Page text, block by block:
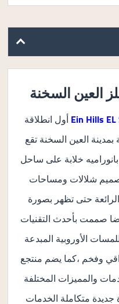
العين السخنة
Ein Hills أول انطلاقة
العين السخنة تقع
خلابة على ساحل
تصميم شلالات ومساحات
حتى تظهر بصورة
صممت بأحدث التقنيات
الأوروبية المبدعة
وفخم ،كما يضم منتجع
والمميزات المختلفة
جديدة متكاملة الخدمات